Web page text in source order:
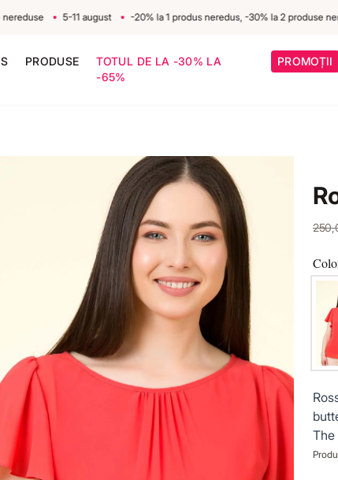
5-11 august -20% la 1 produs neredus, -30% la 2 produse
PRODUSE
TOTUL DE LA -30% LA
-65%
PROMOȚII
The